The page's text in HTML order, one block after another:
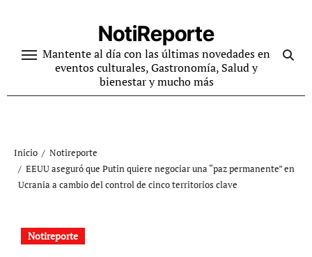
contenido
NotiReporte
Mantente al día con las últimas novedades en
eventos culturales, Gastronomía, Salud y
bienestar y mucho más
Inicio
Notireporte
EEUU aseguró que Putin quiere negociar una “paz permanente” en
Ucrania a cambio del control de cinco territorios clave
Notireporte